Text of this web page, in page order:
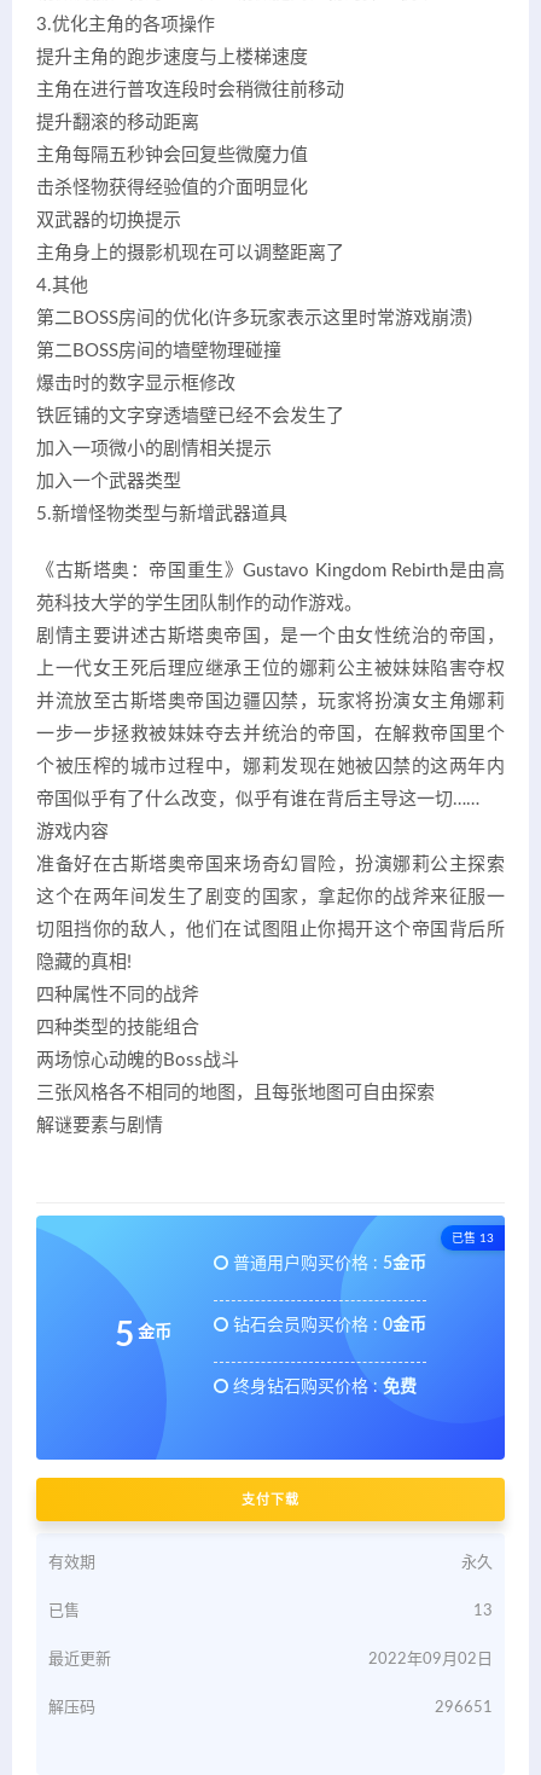
3.优化主角的各项操作
提升主角的跑步速度与上楼梯速度
主角在进行普攻连段时会稍微往前移动
提升翻滚的移动距离
主角每隔五秒钟会回复些微魔力值
击杀怪物获得经验值的介面明显化
双武器的切换提示
主角身上的摄影机现在可以调整距离了
4.其他
第二BOSS房间的优化(许多玩家表示这里时常游戏崩溃)
第二BOSS房间的墙壁物理碰撞
爆击时的数字显示框修改
铁匠铺的文字穿透墙壁已经不会发生了
加入一项微小的剧情相关提示
加入一个武器类型
5.新增怪物类型与新增武器道具
《古斯塔奥：帝国重生》Gustavo Kingdom Rebirth是由高
苑科技大学的学生团队制作的动作游戏。
剧情主要讲述古斯塔奥帝国，是一个由女性统治的帝国，
上一代女王死后理应继承王位的娜莉公主被妹妹陷害夺权
并流放至古斯塔奥帝国边疆囚禁，玩家将扮演女主角娜莉
一步一步拯救被妹妹夺去并统治的帝国，在解救帝国里个
个被压榨的城市过程中，娜莉发现在她被囚禁的这两年内
帝国似乎有了什么改变，似乎有谁在背后主导这一切……
游戏内容
准备好在古斯塔奥帝国来场奇幻冒险，扮演娜莉公主探索
这个在两年间发生了剧变的国家，拿起你的战斧来征服一
切阻挡你的敌人，他们在试图阻止你揭开这个帝国背后所
隐藏的真相!
四种属性不同的战斧
四种类型的技能组合
两场惊心动魄的Boss战斗
三张风格各不相同的地图，且每张地图可自由探索
解谜要素与剧情
已售 13
5 金币
普通用户购买价格 : 5金币
钻石会员购买价格 : 0金币
终身钻石购买价格 : 免费
支付下载
有效期 永久
已售 13
最近更新 2022年09月02日
解压码 296651